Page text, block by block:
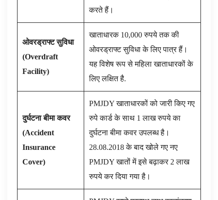
करते हैं।
ओवरड्राफ्ट सुविधा
(Overdraft
Facility)
खाताधारक 10,000 रुपये तक की
ओवरड्राफ्ट सुविधा के लिए पात्र हैं।
यह विशेष रूप से महिला खाताधारकों के
लिए लक्षित है.
दुर्घटना बीमा कवर
(Accident
Insurance
Cover)
PMJDY खाताधारकों को जारी किए गए
रुपे कार्ड के साथ 1 लाख रुपये का
दुर्घटना बीमा कवर उपलब्ध है।
28.08.2018 के बाद खोले गए नए
PMJDY खातों में इसे बढ़ाकर 2 लाख
रुपये कर दिया गया है।